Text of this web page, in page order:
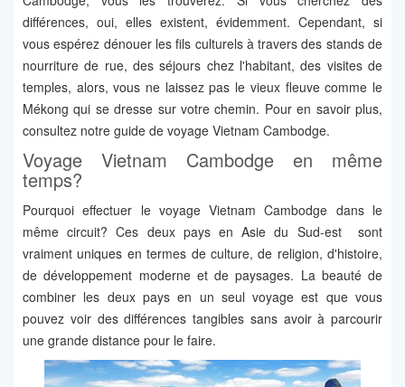
différences, oui, elles existent, évidemment. Cependant, si
vous espérez dénouer les fils culturels à travers des stands de
nourriture de rue, des séjours chez l'habitant, des visites de
temples, alors, vous ne laissez pas le vieux fleuve comme le
Mékong qui se dresse sur votre chemin. Pour en savoir plus,
consultez notre guide de voyage Vietnam Cambodge.
Voyage Vietnam Cambodge en même
temps?
Pourquoi effectuer le voyage Vietnam Cambodge dans le
même circuit? Ces deux pays en Asie du Sud-est sont
vraiment uniques en termes de culture, de religion, d'histoire,
de développement moderne et de paysages. La beauté de
combiner les deux pays en un seul voyage est que vous
pouvez voir des différences tangibles sans avoir à parcourir
une grande distance pour le faire.